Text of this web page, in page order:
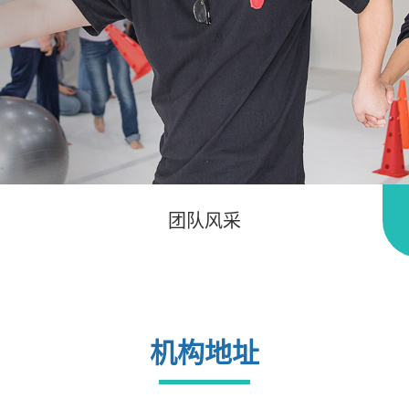
团队风采
机构地址